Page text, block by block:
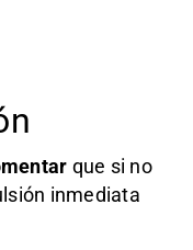
que si no
inmediata